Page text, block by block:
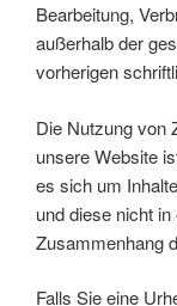
Bearbeitung,
außerhalb der
vorherigen
Die Nutzung von
unsere Website
es sich um
und diese nicht
Zusammenhang
Falls Sie eine